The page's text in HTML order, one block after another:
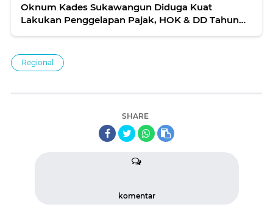
Oknum Kades Sukawangun Diduga Kuat
Lakukan Penggelapan Pajak, HOK & DD Tahun
Regional
SHARE
komentar